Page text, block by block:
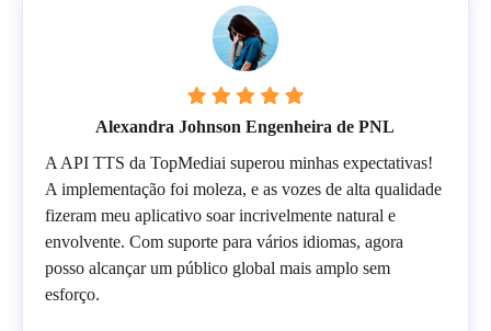
Alexandra Johnson Engenheira de PNL
A API TTS da TopMediai superou minhas expectativas!
A implementação foi moleza, e as vozes de alta qualidade
fizeram meu aplicativo soar incrivelmente natural e
envolvente. Com suporte para vários idiomas, agora
posso alcançar um público global mais amplo sem
esforço.